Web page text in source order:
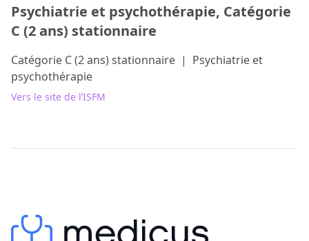
Psychiatrie et psychothérapie, Catégorie
C (2 ans) stationnaire
Catégorie C (2 ans) stationnaire | Psychiatrie et
psychothérapie
Vers le site de l’ISFM